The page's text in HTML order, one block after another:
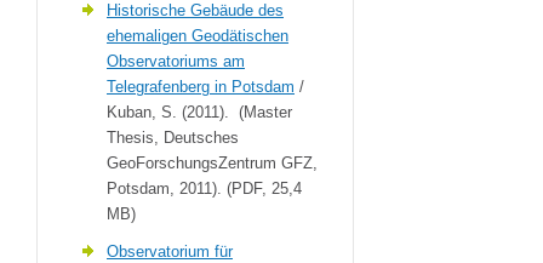
Historische Gebäude des
ehemaligen Geodätischen
Observatoriums am
Telegrafenberg in Potsdam /
Kuban, S. (2011). (Master
Thesis, Deutsches
GeoForschungsZentrum GFZ,
Potsdam, 2011). (PDF, 25,4
MB)
Observatorium für